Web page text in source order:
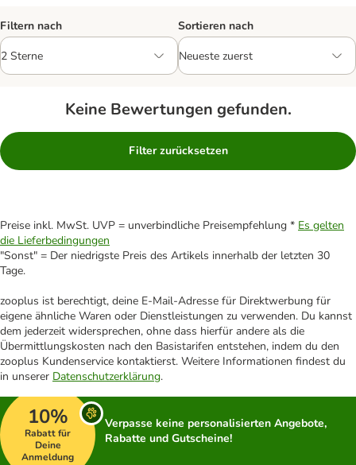
Filtern nach Sortieren nach
Keine Bewertungen gefunden.
Filter zurücksetzen
Preise inkl. MwSt. UVP = unverbindliche Preisempfehlung * Es gelten
die Lieferbedingungen
"Sonst" = Der niedrigste Preis des Artikels innerhalb der letzten 30
Tage.
zooplus ist berechtigt, deine E-Mail-Adresse für Direktwerbung für
eigene ähnliche Waren oder Dienstleistungen zu verwenden. Du kannst
dem jederzeit widersprechen, ohne dass hierfür andere als die
Übermittlungskosten nach den Basistarifen entstehen, indem du den
zooplus Kundenservice kontaktierst. Weitere Informationen findest du
in unserer Datenschutzerklärung.
10%
Rabatt für
Deine
Anmeldung
Verpasse keine personalisierten Angebote,
Rabatte und Gutscheine!